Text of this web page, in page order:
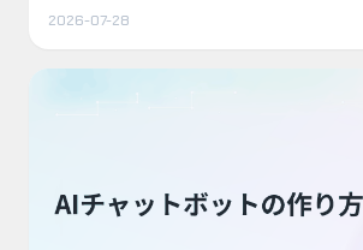
2026-07-28